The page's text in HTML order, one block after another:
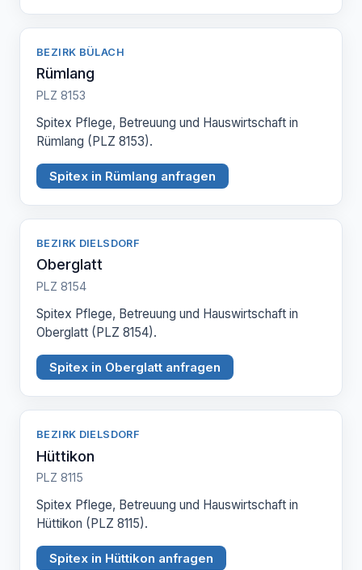
BEZIRK BÜLACH
Rümlang
PLZ 8153
Spitex Pflege, Betreuung und Hauswirtschaft in
Rümlang (PLZ 8153).
Spitex in Rümlang anfragen
BEZIRK DIELSDORF
Oberglatt
PLZ 8154
Spitex Pflege, Betreuung und Hauswirtschaft in
Oberglatt (PLZ 8154).
Spitex in Oberglatt anfragen
BEZIRK DIELSDORF
Hüttikon
PLZ 8115
Spitex Pflege, Betreuung und Hauswirtschaft in
Hüttikon (PLZ 8115).
Spitex in Hüttikon anfragen